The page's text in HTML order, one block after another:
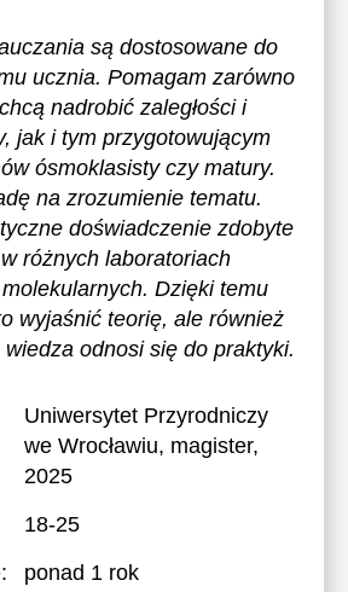
są dostosowane do
ucznia. Pomagam zarówno
nadrobić zaległości i
jak i tym przygotowującym
ósmoklasisty czy matury.
na zrozumienie tematu.
doświadczenie zdobyte
różnych laboratoriach
Dzięki temu
wyjaśnić teorię, ale również
odnosi się do praktyki.
Uniwersytet Przyrodniczy
we Wrocławiu, magister,
2025
18-25
ponad 1 rok